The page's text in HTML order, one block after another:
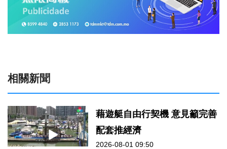
相關新聞
藉遊艇自由行契機 意見籲完善
配套推經濟
2026-08-01 09:50